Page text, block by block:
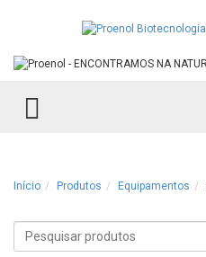
TOGGLE MENU
Início Produtos Equipamentos
Procurar
produtos